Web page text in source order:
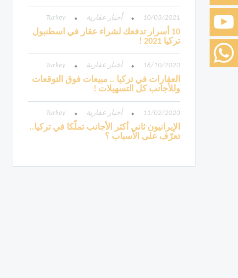
10/03/2021 أخبار عقارية Turkey
10 أسرار تدفعك لشراء عقار في اسطنبول
تركيا 2021 !
16/10/2020 أخبار عقارية Turkey
العقارات في تركيا .. مبيعات فوق التوقعات
وللأجانب كل التسهيلات !
11/02/2020 أخبار عقارية Turkey
الإيرانيون ثاني أكثر الأجانب تملّكا في تركيا..
تعرّف على الأسباب ؟